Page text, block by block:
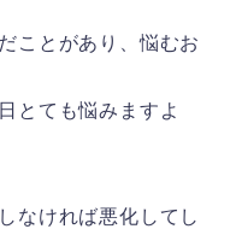
ことがあり、悩むお
とても悩みますよ
なければ悪化してし